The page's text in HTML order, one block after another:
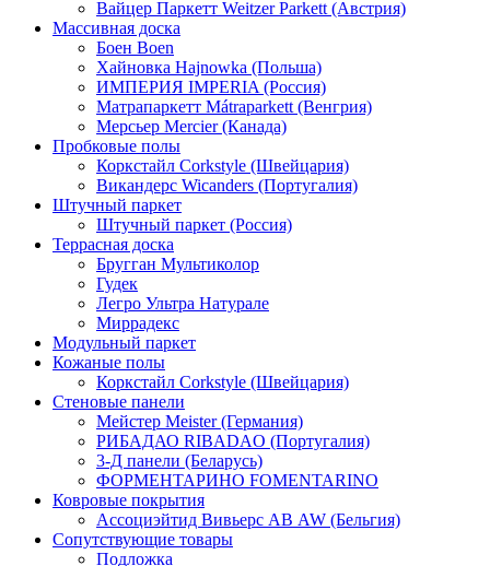
Вайцер Паркетт Weitzer Parkett (Австрия)
Массивная доска
Боен Boen
Хайновка Hajnowka (Польша)
ИМПЕРИЯ IMPERIA (Россия)
Матрапаркетт Mátraparkett (Венгрия)
Мерсьер Mercier (Канада)
Пробковые полы
Коркстайл Corkstyle (Швейцария)
Викандерс Wicanders (Португалия)
Штучный паркет
Штучный паркет (Россия)
Террасная доска
Бругган Мультиколор
Гудек
Легро Ультра Натурале
Миррадекс
Модульный паркет
Кожаные полы
Коркстайл Corkstyle (Швейцария)
Стеновые панели
Мейстер Meister (Германия)
РИБАДАО RIBADAO (Португалия)
3-Д панели (Беларусь)
ФОРМЕНТАРИНО FOMENTARINO
Ковровые покрытия
Ассоциэйтид Вивьерс АВ AW (Бельгия)
Сопутствующие товары
Подложка